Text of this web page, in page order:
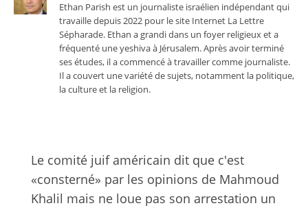
Ethan Parish est un journaliste israélien indépendant qui
travaille depuis 2022 pour le site Internet La Lettre
Sépharade. Ethan a grandi dans un foyer religieux et a
fréquenté une yeshiva à Jérusalem. Après avoir terminé
ses études, il a commencé à travailler comme journaliste.
Il a couvert une variété de sujets, notamment la politique,
la culture et la religion.
Le comité juif américain dit que c'est
«consterné» par les opinions de Mahmoud
Khalil mais ne loue pas son arrestation un